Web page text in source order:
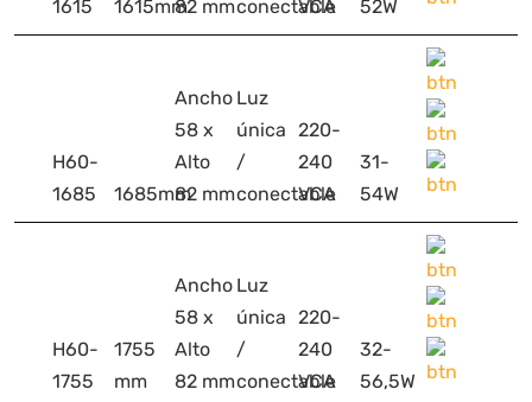
1615 1615mm82 mmconectable
VCA 52W
H60-
1685
1685mm
Ancho
58 x
Alto
82 mm
Luz
única
/
conectable
220-
240
VCA
31-
54W
H60-
1755
1755
mm
Ancho
58 x
Alto
82 mm
Luz
única
/
conectable
220-
240
VCA
32-
56,5W